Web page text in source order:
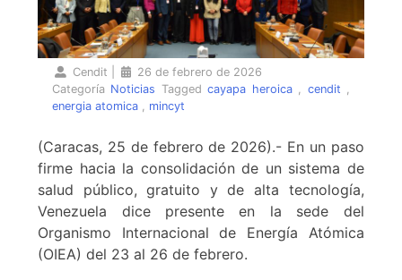
Cendit
26 de febrero de 2026
Categoría Noticias Taggedcayapa heroica, cendit
energia atomica, mincyt
(Caracas, 25 de febrero de 2026).- En un paso
firme hacia la consolidación de un sistema de
salud público, gratuito y de alta tecnología,
Venezuela dice presente en la sede del
Organismo Internacional de Energía Atómica
(OIEA) del 23 al 26 de febrero.